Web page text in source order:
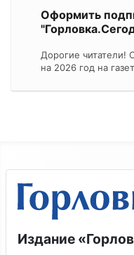
Оформить
Дорогие читатели!
на 2026 год на
Издание